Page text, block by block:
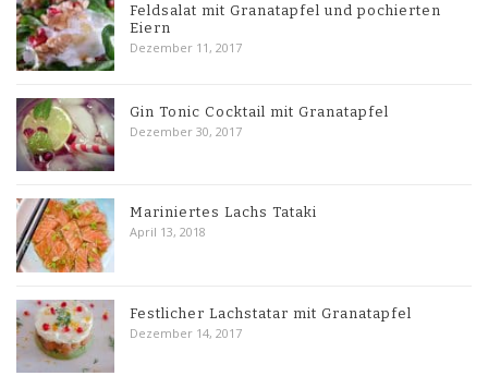
Feldsalat mit Granatapfel und pochierten
Eiern
Dezember 11, 2017
Gin Tonic Cocktail mit Granatapfel
Dezember 30, 2017
Mariniertes Lachs Tataki
April 13, 2018
Festlicher Lachstatar mit Granatapfel
Dezember 14, 2017